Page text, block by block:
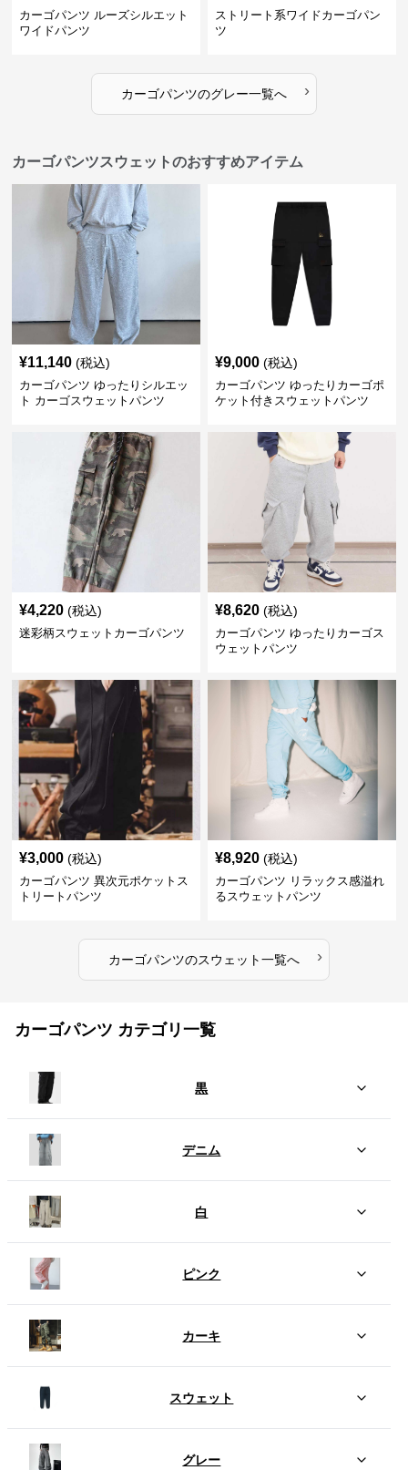
カーゴパンツ ルーズシルエット
ワイドパンツ
ストリート系ワイドカーゴパン
ツ
カーゴパンツのグレー一覧へ ›
カーゴパンツスウェットのおすすめアイテム
¥11,140 (税込)
カーゴパンツ ゆったりシルエッ
ト カーゴスウェットパンツ
¥9,000 (税込)
カーゴパンツ ゆったりカーゴポ
ケット付きスウェットパンツ
¥4,220 (税込)
迷彩柄スウェットカーゴパンツ
¥8,620 (税込)
カーゴパンツ ゆったりカーゴス
ウェットパンツ
¥3,000 (税込)
カーゴパンツ 異次元ポケットス
トリートパンツ
¥8,920 (税込)
カーゴパンツ リラックス感溢れ
るスウェットパンツ
カーゴパンツのスウェット一覧へ ›
カーゴパンツ カテゴリ一覧
黒
デニム
白
ピンク
カーキ
スウェット
グレー